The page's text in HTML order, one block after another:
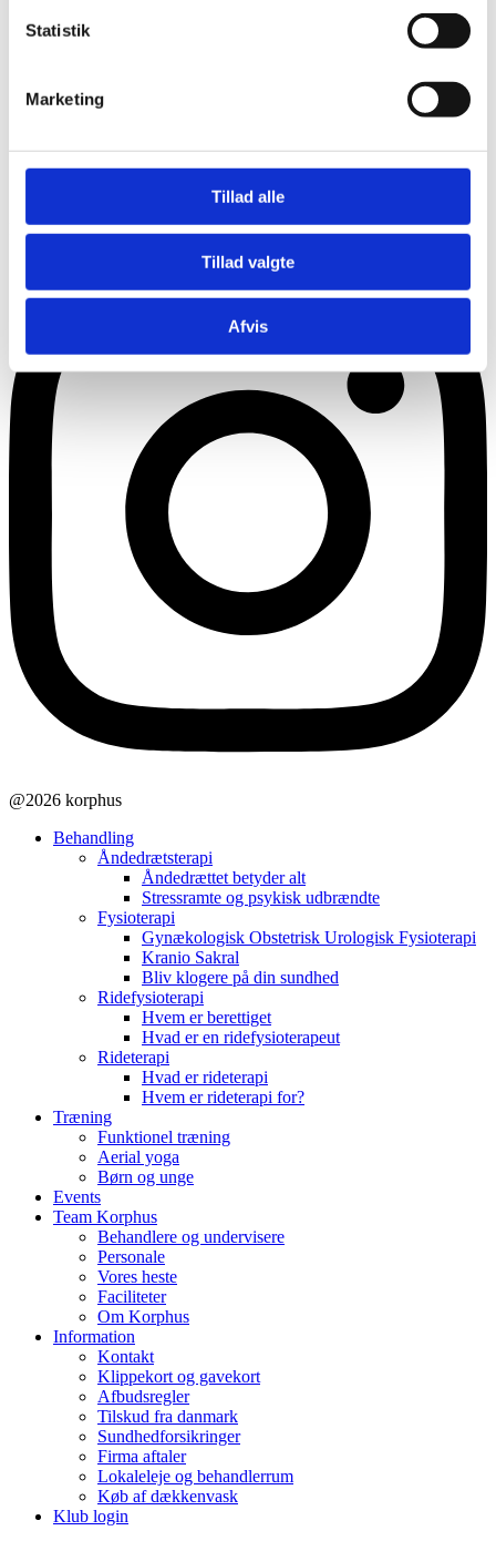
Statistik
Marketing
Tillad alle
Tillad valgte
Afvis
Instagram
@2026 korphus
Behandling
Åndedrætsterapi
Åndedrættet betyder alt
Stressramte og psykisk udbrændte
Fysioterapi
Gynækologisk Obstetrisk Urologisk Fysioterapi
Kranio Sakral
Bliv klogere på din sundhed
Ridefysioterapi
Hvem er berettiget
Hvad er en ridefysioterapeut
Rideterapi
Hvad er rideterapi
Hvem er rideterapi for?
Træning
Funktionel træning
Aerial yoga
Børn og unge
Events
Team Korphus
Behandlere og undervisere
Personale
Vores heste
Faciliteter
Om Korphus
Information
Kontakt
Klippekort og gavekort
Afbudsregler
Tilskud fra danmark
Sundhedforsikringer
Firma aftaler
Lokaleleje og behandlerrum
Køb af dækkenvask
Klub login